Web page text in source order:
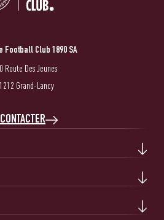
Football Club 1890 SA
Route Des Jeunes
1212 Grand-Lancy